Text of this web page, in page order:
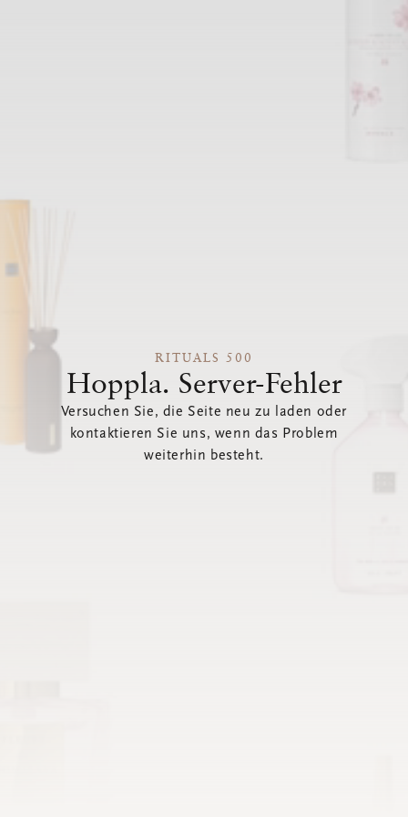
RITUALS 500
Hoppla. Server-Fehler
Versuchen Sie, die Seite neu zu laden oder
kontaktieren Sie uns, wenn das Problem
weiterhin besteht.